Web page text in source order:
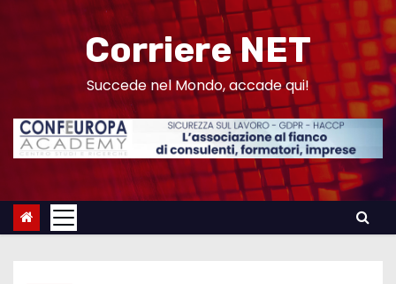
n
Corriere NET
Succede nel Mondo, accade qui!